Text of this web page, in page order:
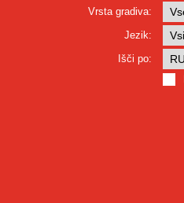
Vrsta gradiva:
Jezik:
Išči po: